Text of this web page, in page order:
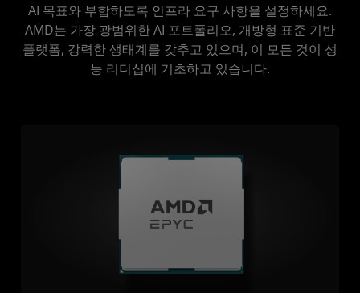
AI 목표와 부합하도록 인프라 요구 사항을 설정하세요.
AMD는 가장 광범위한 AI 포트폴리오, 개방형 표준 기반
플랫폼, 강력한 생태계를 갖추고 있으며, 이 모든 것이 성
능 리더십에 기초하고 있습니다.